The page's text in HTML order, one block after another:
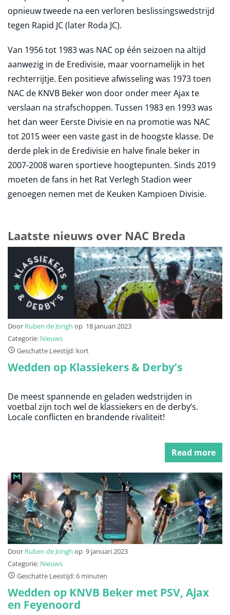
opnieuw tweede na een verloren beslissingswedstrijd
tegen Rapid JC (later Roda JC).
Van 1956 tot 1983 was NAC op één seizoen na altijd
aanwezig in de Eredivisie, maar voornamelijk in het
rechterrijtje. Een positieve afwisseling was 1973 toen
NAC de KNVB Beker won door onder meer Ajax te
verslaan na strafschoppen. Tussen 1983 en 1993 was
het dan weer Eerste Divisie en na promotie was NAC
tot 2015 weer een vaste gast in de hoogste klasse. De
derde plek in de Eredivisie en halve finale beker in
2007-2008 waren sportieve hoogtepunten. Sinds 2019
moeten de fans in het Rat Verlegh Stadion weer
genoegen nemen met de Keuken Kampioen Divisie.
Laatste nieuws over NAC Breda
Door Ruben de Jongh op 18 januari 2023
Categorie: Nieuws
Geschatte Leestijd: kort
Wedden op Klassiekers & Derby’s
De meest spannende en geladen wedstrijden in
voetbal zijn toch wel de klassiekers en de derby’s.
Locale conflicten en brandende rivaliteit!
Read more
Door Ruben de Jongh op 9 januari 2023
Categorie: Nieuws
Geschatte Leestijd: 6 minuten
Wedden op KNVB Beker met PSV, Ajax
en Feyenoord